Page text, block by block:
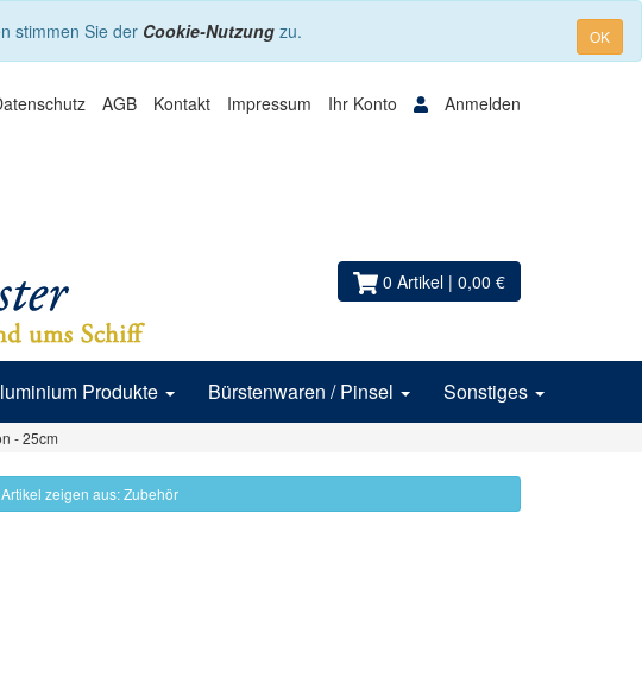
stimmen Sie der Cookie-Nutzung zu. OK
AGB Kontakt Impressum Ihr Konto Anmelden
0 Artikel | 0,00 €
Produkte Bürstenwaren / Pinsel Sonstiges
- 25cm
zeigen aus: Zubehör